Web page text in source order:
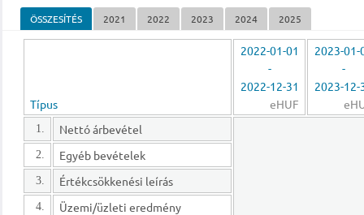
ÖSSZESÍTÉS 2021 2022 2023 2024 2025
Típus
2022-01-01
-
2022-12-31
eHUF
2023-01-
-
2023-12-
1. Nettó árbevétel
2. Egyéb bevételek
3. Értékcsökkenési leírás
4. Üzemi/üzleti eredmény